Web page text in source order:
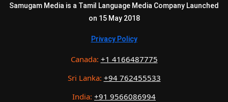
Samugam Media is a Tamil Language Media Company Launched
on 15 May 2018
Privacy Policy
Canada: +1 4166487775
Sri Lanka: +94 762455533
India: +91 9566086994